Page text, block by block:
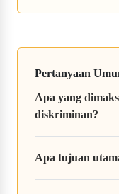
Pertanyaan
Apa yang
diskriminan?
Apa tujuan